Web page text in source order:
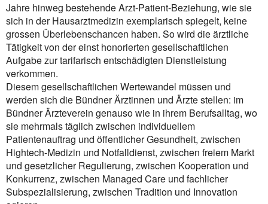
Jahre hinweg bestehende Arzt-Patient-Beziehung, wie sie
sich in der Hausarztmedizin exemplarisch spiegelt, keine
grossen Überlebenschancen haben. So wird die ärztliche
Tätigkeit von der einst honorierten gesellschaftlichen
Aufgabe zur tarifarisch entschädigten Dienstleistung
verkommen.
Diesem gesellschaftlichen Wertewandel müssen und
werden sich die Bündner Ärztinnen und Ärzte stellen: im
Bündner Ärzteverein genauso wie in ihrem Berufsalltag, wo
sie mehrmals täglich zwischen individuellem
Patientenauftrag und öffentlicher Gesundheit, zwischen
Hightech-Medizin und Notfalldienst, zwischen freiem Markt
und gesetzlicher Regulierung, zwischen Kooperation und
Konkurrenz, zwischen Managed Care und fachlicher
Subspezialisierung, zwischen Tradition und Innovation